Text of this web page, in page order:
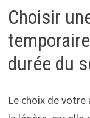
Choisir
durée du
Le choix de